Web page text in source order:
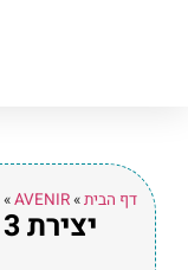
דף הבית»
AVENIR
»
יצירת 3 דמויות בד בהשחלה